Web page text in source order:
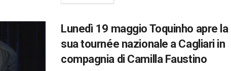
Lunedì 19 maggio Toquinho apre la
sua tournée nazionale a Cagliari in
compagnia di Camilla Faustino